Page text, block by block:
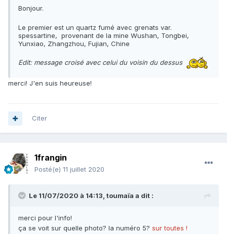
Bonjour.
Le premier est un quartz fumé avec grenats var.
spessartine, provenant de la mine Wushan, Tongbei,
Yunxiao, Zhangzhou, Fujian, Chine
Edit: message croisé avec celui du voisin du dessus
merci! J'en suis heureuse!
Citer
1frangin
Posté(e) 11 juillet 2020
Le 11/07/2020 à 14:13, toumaïa a dit :
merci pour l'info!
ça se voit sur quelle photo? la numéro 5? sur toutes !